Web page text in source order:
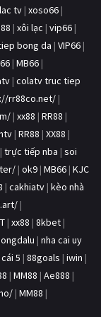
tv | xoso66 |
| xôi lạc | vip66 |
bong da | VIP66 |
| MB66 |
| colatv truc tiep
rr88co.net/ |
| xx88 | RR88 |
| RR88 | XX88 |
| trực tiếp nba | soi
| ok9 | MB66 | KJC
| cakhiatv | kèo nhà
|
| xx88 | 8kbet |
| nha cai uy
5 | 88goals | iwin |
| MM88 | Ae888 |
| MM88 |